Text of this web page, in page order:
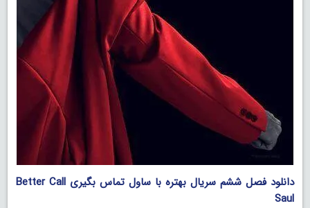
دانلود فصل ششم سریال بهتره با ساول تماس بگیری Better Call
Saul